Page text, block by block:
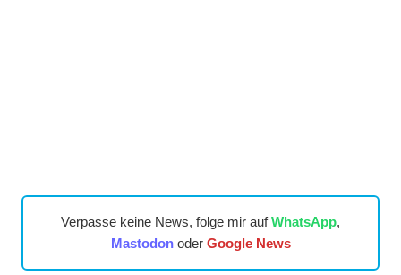
Verpasse keine News, folge mir aufWhatsApp,
Mastodonoder Google News